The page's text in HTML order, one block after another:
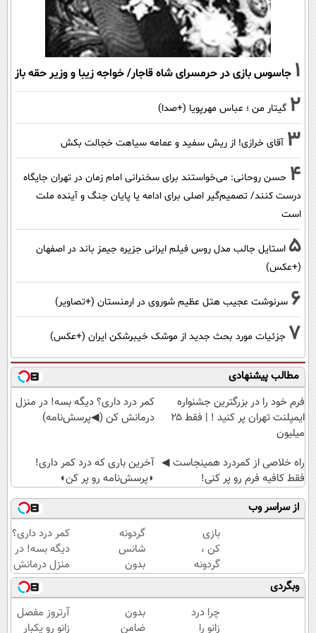
1 جاسوس بازی در حرمسرای شاه قاجار/ خواجه زیبا و وزیر حقه باز
2 گیتار من ؛ عباس مهرپویا (+صدا)
3 آقای خرازی! از ریش سفید و عمامه سیاهت خجالت بکش
4 حسن روحانی: می‌خواستند برای سخنرانی امام زمان در تهران جایگاه
درست کنند/ تصمیم‌گیر اصلی برای ادامه یا پایان جنگ و آینده ملت
است
5 استایل جالب مدل روس فیلم ایرانی جزیره جیمز باند در اصفهان
(+عکس)
6 سرنوشت عجیب هتل عظیم شوروی در ارمنستان (+تصاویر)
7 جزئیات مورد بحث جدید از موشک خیبرشکن ایران (+عکس)
مطالب پیشنهادی
فرم خود را در بزرگترین جشنواره
ایمپلنت تهران پر کنید ! | فقط ۲۵
میلیون
کمر درد داری؟ دیگه بسه! در منزل
درمانش کن (◀پرسش‌نامه)
‌راه خلاصی از کمردرد همینجاست ◀
فقط کافیه فرم رو پر کنی!
آخرین باری که درد کمر داری!
◗پرسش‌نامه رو پر کن◖
از سراسر وب
بازی
کن ،
گردونه
بچرخون
، جایزه
ببر 🎮
🔥😍
گردونه
شانس
بدون
پوچ از
PS5
تا
آیفون17
کمر درد داری؟
دیگه بسه! در
منزل درمانش
کن
(◀پرسش‌نامه)
وبگردی
چرا درد
زانو را
بدون
ضامن
آرتروز مفصل
زانو رو یکبار